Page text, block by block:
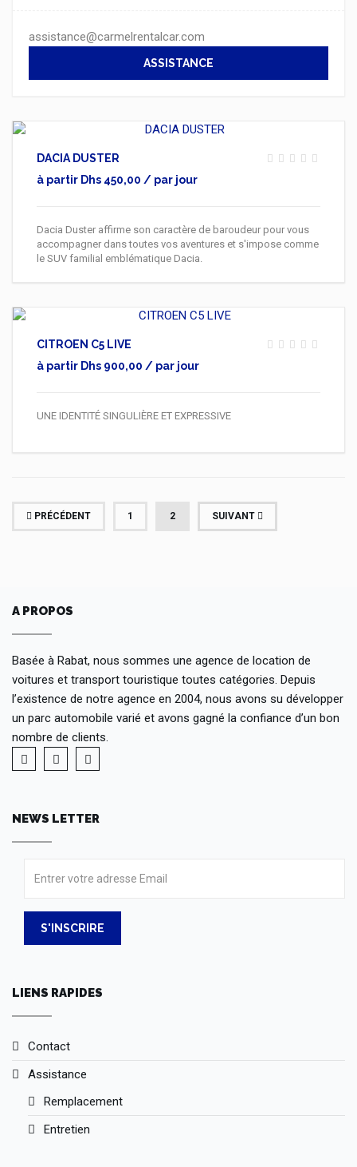
assistance@carmelrentalcar.com
ASSISTANCE
DACIA DUSTER
à partir Dhs 450,00 / par jour
Dacia Duster affirme son caractère de baroudeur pour vous
accompagner dans toutes vos aventures et s'impose comme
le SUV familial emblématique Dacia.
CITROEN C5 LIVE
à partir Dhs 900,00 / par jour
UNE IDENTITÉ SINGULIÈRE ET EXPRESSIVE
PRÉCÉDENT 1 2(CURRENT)SUIVANT
A PROPOS
Basée à Rabat, nous sommes une agence de location de
voitures et transport touristique toutes catégories. Depuis
l’existence de notre agence en 2004, nous avons su développer
un parc automobile varié et avons gagné la confiance d’un bon
nombre de clients.
NEWS LETTER
S'INSCRIRE
LIENS RAPIDES
Contact
Assistance
Remplacement
Entretien